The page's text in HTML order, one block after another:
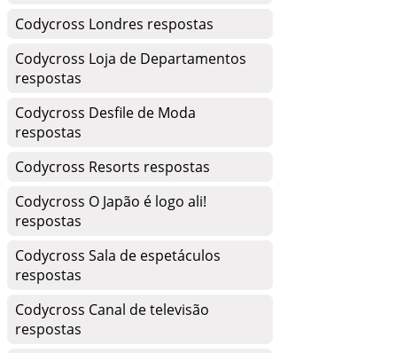
Codycross Londres respostas
Codycross Loja de Departamentos
respostas
Codycross Desfile de Moda
respostas
Codycross Resorts respostas
Codycross O Japão é logo ali!
respostas
Codycross Sala de espetáculos
respostas
Codycross Canal de televisão
respostas